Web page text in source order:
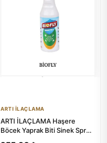
ARTI İLAÇLAMA
ARTI İLAÇLAMA Haşere
Böcek Yaprak Biti Sinek Spreyi